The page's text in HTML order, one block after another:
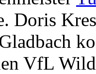
Doris
VfL